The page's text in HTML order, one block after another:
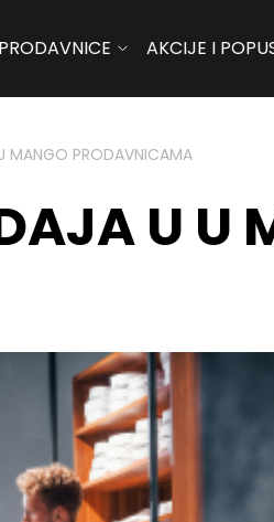
AKCIJE I
MANGO PRODAVNICAMA
U